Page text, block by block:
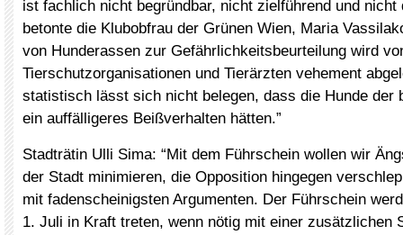
ist fachlich nicht begründbar, nicht zielführend und nicht
betonte die Klubobfrau der Grünen Wien, Maria
von Hunderassen zur Gefährlichkeitsbeurteilung wird
Tierschutzorganisationen und Tierärzten vehement
statistisch lässt sich nicht belegen, dass die Hunde der
ein auffälligeres Beißverhalten hätten.”
Stadträtin Ulli Sima: “Mit dem Führschein wollen wir
der Stadt minimieren, die Opposition hingegen
mit fadenscheinigsten Argumenten. Der Führschein
1. Juli in Kraft treten, wenn nötig mit einer zusätzlichen